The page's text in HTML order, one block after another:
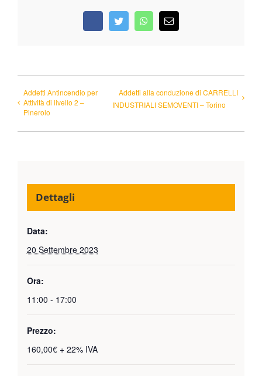
FacebookTwitterWhatsApp
Email
Addetti Antincendio per
Attività di livello 2 –
Pinerolo
Addetti alla conduzione di CARRELLI
INDUSTRIALI SEMOVENTI – Torino
Dettagli
Data:
20 Settembre 2023
Ora:
11:00 - 17:00
Prezzo:
160,00€ + 22% IVA